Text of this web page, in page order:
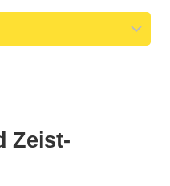
Zeist-